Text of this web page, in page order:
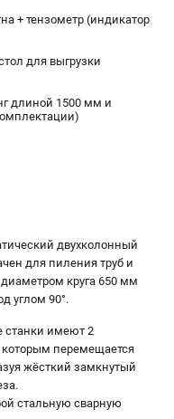
+ тензометр (индикатор
для выгрузки
длиной 1500 мм и
двухколонный
для пиления труб и
круга 650 мм
углом 90°.
станки имеют 2
перемещается
жёсткий замкнутый
стальную сварную